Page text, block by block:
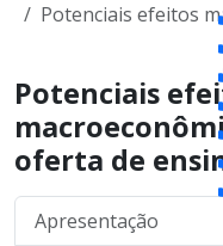
Potenciais efeitos
Potenciais
oferta de
Apresentação